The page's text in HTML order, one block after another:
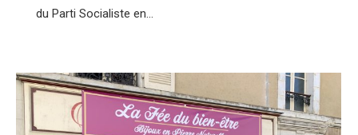
du Parti Socialiste en…